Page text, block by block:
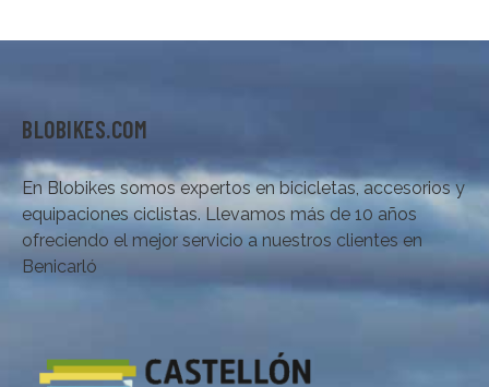
BLOBIKES.COM
En Blobikes somos expertos en bicicletas, accesorios y
equipaciones ciclistas. Llevamos más de 10 años
ofreciendo el mejor servicio a nuestros clientes en
Benicarló